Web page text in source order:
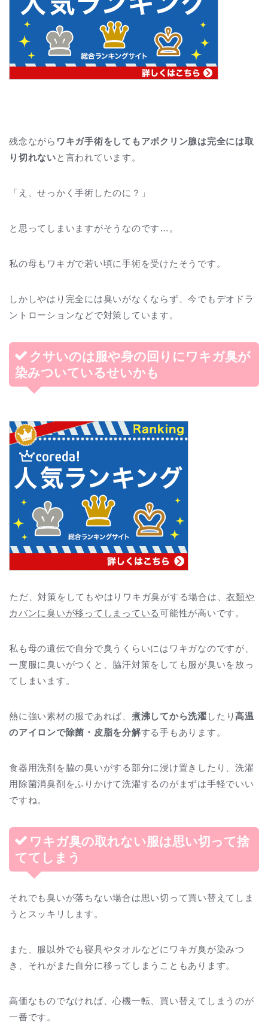
残念ながら ワキガ手術をしてもアポクリン腺は完全には取
り切れないと言われています。
「え、せっかく手術したのに？」
と思ってしまいますがそうなのです…。
私の母もワキガで若い頃に手術を受けたそうです。
しかしやはり完全には臭いがなくならず、今でもデオドラ
ントローションなどで対策しています。
クサいのは服や身の回りにワキガ臭が
染みついているせいかも
ただ、対策をしてもやはりワキガ臭がする場合は、衣類や
カバンに臭いが移ってしまっている可能性が高いです。
私も母の遺伝で自分で臭うくらいにはワキガなのですが、
一度服に臭いがつくと、脇汗対策をしても服が臭いを放っ
てしまいます。
熱に強い素材の服であれば、 煮沸してから洗濯 したり高温
のアイロンで除菌・皮脂を分解する手もあります。
食器用洗剤を脇の臭いがする部分に浸け置きしたり、洗濯
用除菌消臭剤をふりかけて洗濯するのがまずは手軽でいい
ですね。
ワキガ臭の取れない服は思い切って捨
ててしまう
それでも臭いが落ちない場合は思い切って買い替えてしま
うとスッキリします。
また、服以外でも寝具やタオルなどにワキガ臭が染みつ
き、それがまた自分に移ってしまうこともあります。
高価なものでなければ、心機一転、買い替えてしまうのが
一番です。